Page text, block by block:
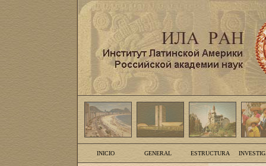
INICIO GENERAL ESTRUCTURA